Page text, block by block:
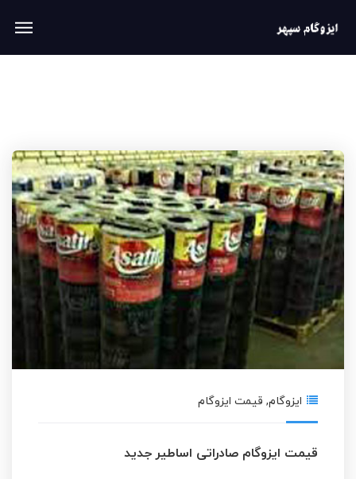
ایزوگام, قیمت ایزوگام
قیمت ایزوگام صادراتی اساطیر جدید